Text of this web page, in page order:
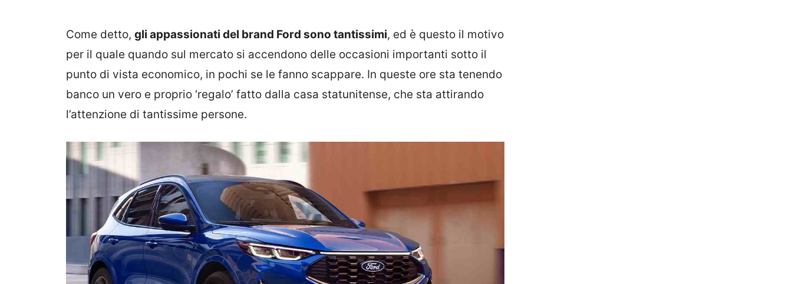
Come detto, gli appassionati del brand Ford sono tantissimi, ed è questo il motivo
per il quale quando sul mercato si accendono delle occasioni importanti sotto il
punto di vista economico, in pochi se le fanno scappare. In queste ore sta tenendo
banco un vero e proprio ‘regalo’ fatto dalla casa statunitense, che sta attirando
l’attenzione di tantissime persone.